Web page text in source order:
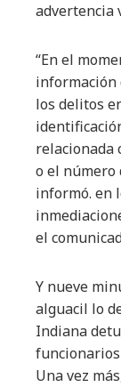
advertencia
“En el
información
los delitos
relacionada
o el número
informó. en
el
Y nueve
alguacil lo
Indiana
Una vez